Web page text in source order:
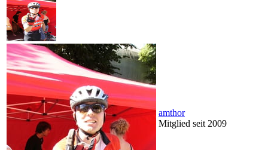
amthor
Mitglied seit 2009